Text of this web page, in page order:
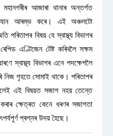
মহানগৰীৰ আজাৰা থানাৰ অন্তৰ্গত
আৰম্ভ কৰে। এই অঞ্চলটো
পৰিতাপৰ বিষয় যে স্বাস্থ্য বিভাগৰ
এণ্টিজেন টেষ্ট কৰিবলৈ সক্ষম
স্বাস্থ্য বিভাগৰ এনে পদক্ষেপলৈ
নিজ গৃহতে সোমাই থাকে। পৰিতাপৰ
এই বিষয়ত সজাগ নহয় তেন্তে
ক্ষেত্ৰত কেনে ধৰণৰ সজাগতা
প্ৰশ্নৰ উদয় হৈছে।